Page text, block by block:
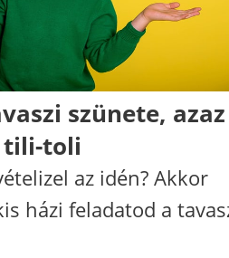
szünete, azaz
tili-toli
az idén? Akkor
házi feladatod a